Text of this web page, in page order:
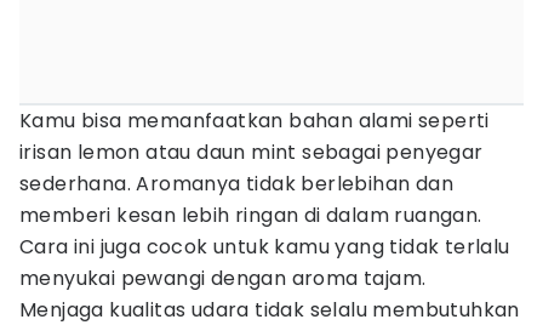
Kamu bisa memanfaatkan bahan alami seperti
irisan lemon atau daun mint sebagai penyegar
sederhana. Aromanya tidak berlebihan dan
memberi kesan lebih ringan di dalam ruangan.
Cara ini juga cocok untuk kamu yang tidak terlalu
menyukai pewangi dengan aroma tajam.
Menjaga kualitas udara tidak selalu membutuhkan